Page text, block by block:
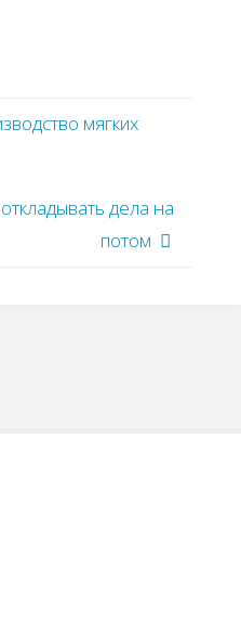
мягких
дела на
потом